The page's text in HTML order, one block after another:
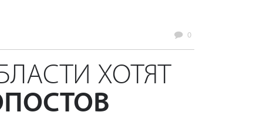
0
ХОТЯТ